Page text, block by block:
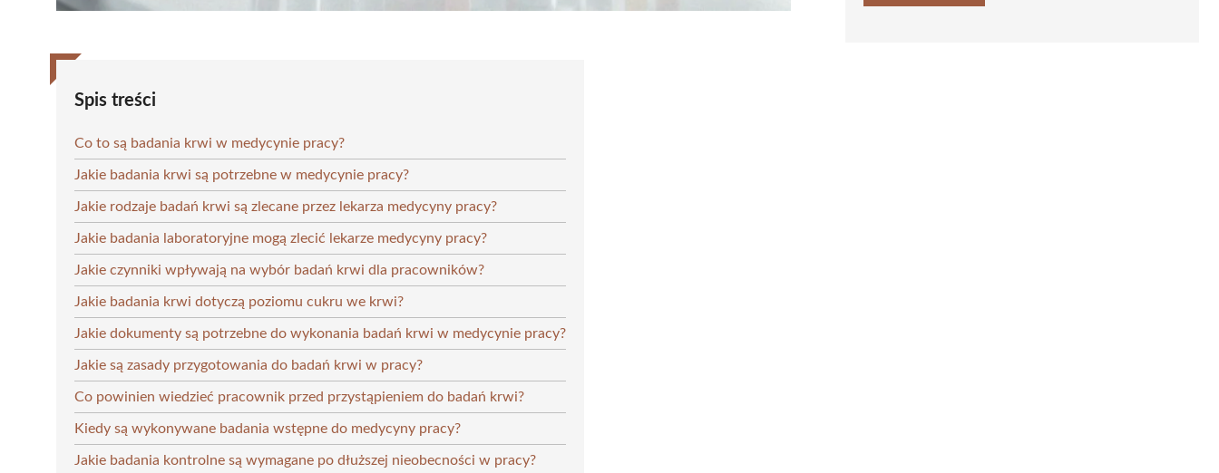
Spis treści
Co to są badania krwi w medycynie pracy?
Jakie badania krwi są potrzebne w medycynie pracy?
Jakie rodzaje badań krwi są zlecane przez lekarza medycyny pracy?
Jakie badania laboratoryjne mogą zlecić lekarze medycyny pracy?
Jakie czynniki wpływają na wybór badań krwi dla pracowników?
Jakie badania krwi dotyczą poziomu cukru we krwi?
Jakie dokumenty są potrzebne do wykonania badań krwi w medycynie pracy?
Jakie są zasady przygotowania do badań krwi w pracy?
Co powinien wiedzieć pracownik przed przystąpieniem do badań krwi?
Kiedy są wykonywane badania wstępne do medycyny pracy?
Jakie badania kontrolne są wymagane po dłuższej nieobecności w pracy?